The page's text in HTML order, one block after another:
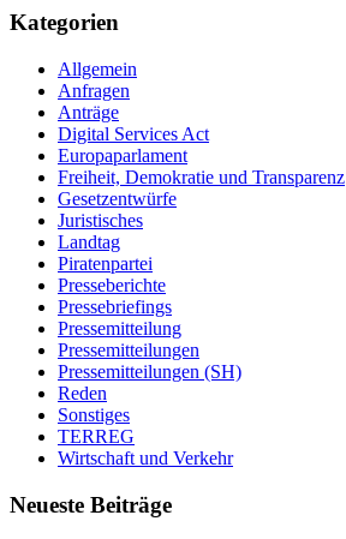
Kategorien
Allgemein
Anfragen
Anträge
Digital Services Act
Europaparlament
Freiheit, Demokratie und Transparenz
Gesetzentwürfe
Juristisches
Landtag
Piratenpartei
Presseberichte
Pressebriefings
Pressemitteilung
Pressemitteilungen
Pressemitteilungen (SH)
Reden
Sonstiges
TERREG
Wirtschaft und Verkehr
Neueste Beiträge